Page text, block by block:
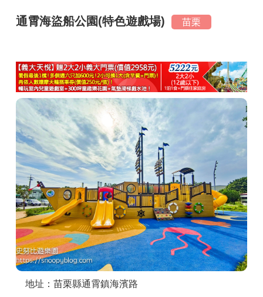
最新留言
商家合作
推薦景點
討論區
聯絡我們
APP下載
通霄海盜船公園(特色遊戲場) 苗栗
地址：苗栗縣通霄鎮海濱路